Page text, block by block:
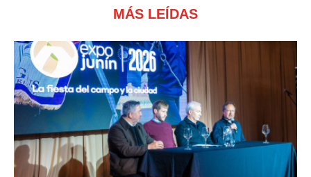
MÁS LEÍDAS